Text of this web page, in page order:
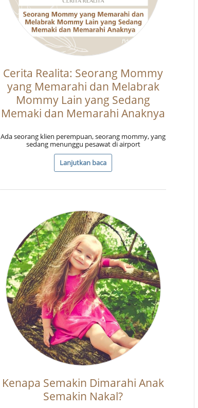
Cerita Realita: Seorang Mommy
yang Memarahi dan Melabrak
Mommy Lain yang Sedang
Memaki dan Memarahi Anaknya
Ada seorang klien perempuan, seorang mommy, yang
sedang menunggu pesawat di airport
Lanjutkan baca
Kenapa Semakin Dimarahi Anak
Semakin Nakal?